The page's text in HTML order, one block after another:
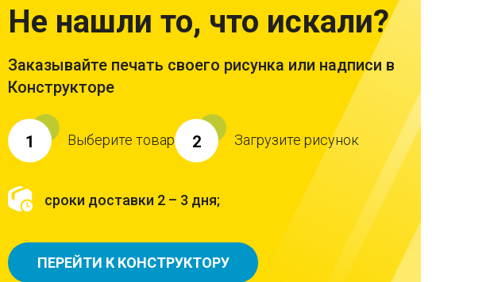
Не нашли то, что искали?
Заказывайте печать своего рисунка или надписи в
Конструкторе
1 Выберите товар 2 Загрузите рисунок
сроки доставки 2 – 3 дня;
ПЕРЕЙТИ К КОНСТРУКТОРУ